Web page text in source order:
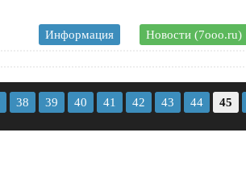
Информация Новости (7ooo.ru)
38 39 40 41 42 43 44 45